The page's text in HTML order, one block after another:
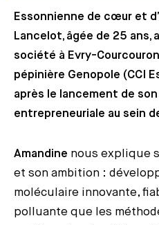
Essonnienne de cœur et
Lancelot, âgée de 25 ans,
société à Evry-
pépinière Genopole (CCI
après le lancement de
entrepreneuriale au sein
Amandine nous explique
et son ambition :
moléculaire innovante,
polluante que les